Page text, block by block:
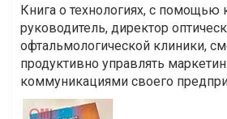
Книга о технологиях, с помощью
руководитель, директор
офтальмологической клиники,
продуктивно управлять
коммуникациями своего